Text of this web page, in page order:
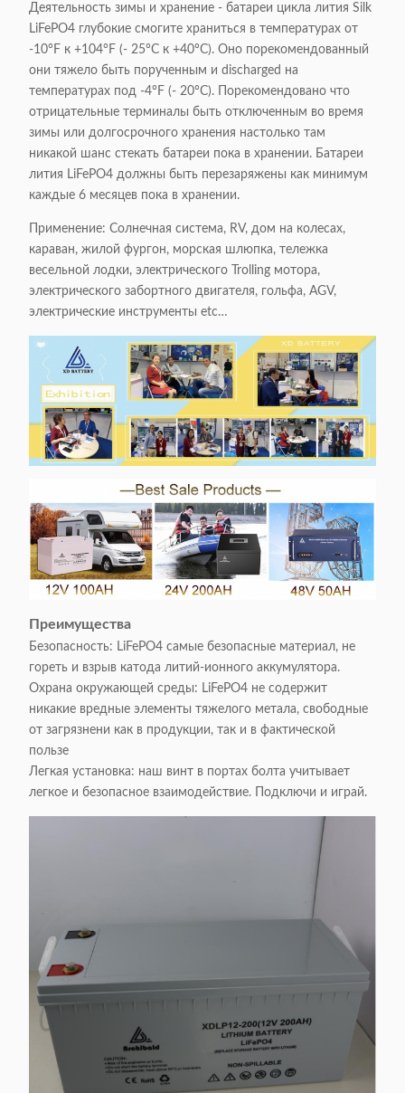
Деятельность зимы и хранение - батареи цикла лития Silk
LiFePO4 глубокие смогите храниться в температурах от
-10°F к +104°F (- 25°C к +40°C). Оно порекомендованный
они тяжело быть порученным и discharged на
температурах под -4°F (- 20°C). Порекомендовано что
отрицательные терминалы быть отключенным во время
зимы или долгосрочного хранения настолько там
никакой шанс стекать батареи пока в хранении. Батареи
лития LiFePO4 должны быть перезаряжены как минимум
каждые 6 месяцев пока в хранении.
Применение: Солнечная система, RV, дом на колесах,
караван, жилой фургон, морская шлюпка, тележка
весельной лодки, электрического Trolling мотора,
электрического забортного двигателя, гольфа, AGV,
электрические инструменты etc…
Преимущества
Безопасность: LiFePO4 самые безопасные материал, не
гореть и взрыв катода литий-ионного аккумулятора.
Охрана окружающей среды: LiFePO4 не содержит
никакие вредные элементы тяжелого метала, свободные
от загрязнени как в продукции, так и в фактической
пользе
Легкая установка: наш винт в портах болта учитывает
легкое и безопасное взаимодействие. Подключи и играй.